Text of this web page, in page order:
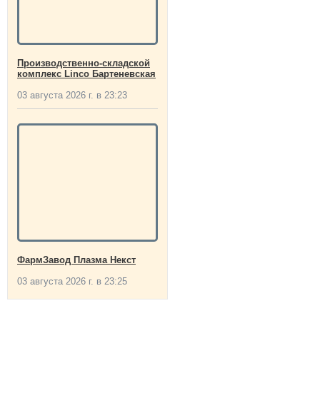
Производственно-складской
комплекс Linco Бартеневская
03 августа 2026 г. в 23:23
ФармЗавод Плазма Некст
03 августа 2026 г. в 23:25